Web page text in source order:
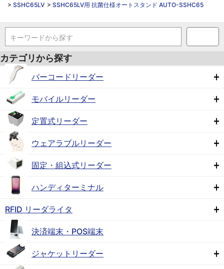
> SSHC65LV > SSHC65LV用 抗菌仕様オートスタンド AUTO-SSHC65
キーワードから探す
カテゴリから探す
バーコードリーダー
モバイルリーダー
定置式リーダー
ウェアラブルリーダー
固定・組込式リーダー
ハンディターミナル
RFID リーダライタ
決済端末・POS端末
ジャケットリーダー